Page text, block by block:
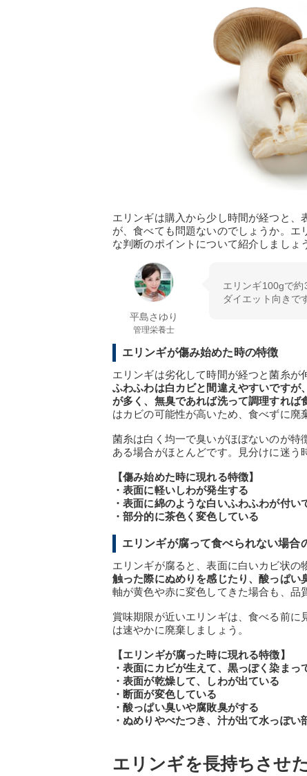
エリンギは購入から少し時間が経つと
が、食べても問題ないのでしょうか。
な判断のポイントについて紹介しましょ
平島さゆり
管理栄養士
エリンギ100gで約
ダイエット向きで
エリンギが傷み始めた時の特徴
エリンギは劣化して時間が経つと菌糸が
ふわふわは白カビと間違えやすいですが
が多く、無臭であれば洗って調理すれば
はカビの可能性が高いため、食べずに廃
菌糸は白く均一で臭いがほぼないのが
ある場合がほとんどです。見分けに迷う
【傷み始めた時に現れる特徴】
・表面に軽いしわが発生する
・表面に綿のような白いふわふわが付い
・部分的に茶色く変色している
エリンギが腐って食べられない場合
エリンギが腐ると、表面に白いカビ状の
触った際にぬめりを感じたり、酸っぱい
軸が黄色や赤に変色してきた場合も、品
賞味期限が近いエリンギは、食べる前
は速やかに廃棄しましょう。
【エリンギが腐った時に現れる特徴】
・表面にカビが生えて、黒っぽく染まっ
・表面が乾燥して、しわが出ている
・断面が変色している
・酸っぱい臭いや腐敗臭がする
・ぬめりやべたつき、汁が出て水っぽい
エリンギを長持ちさせ